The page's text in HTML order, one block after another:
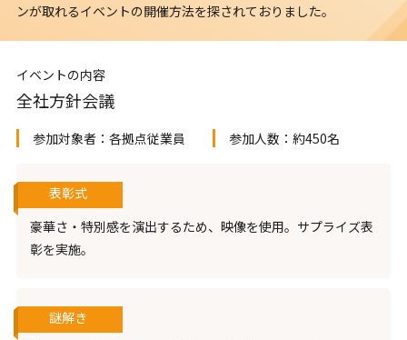
ンが取れるイベントの開催方法を探されておりました。
イベントの内容
全社方針会議
参加対象者： 各拠点従業員 参加人数： 約450名
表彰式
豪華さ・特別感を演出するため、映像を使用。サプライズ表
彰を実施。
謎解き